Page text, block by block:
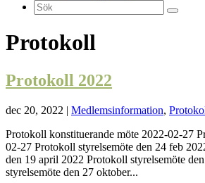
Protokoll
Protokoll 2022
dec 20, 2022 | Medlemsinformation,
Protokoll konstituerande möte 2022-02-27
02-27 Protokoll styrelsemöte den 24 feb
den 19 april 2022 Protokoll styrelsemöte
styrelsemöte den 27 oktober...